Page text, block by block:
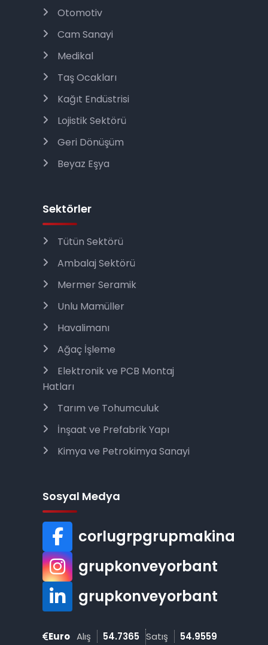
Otomotiv
Cam Sanayi
Medikal
Taş Ocakları
Kağıt Endüstrisi
Lojistik Sektörü
Geri Dönüşüm
Beyaz Eşya
Sektörler
Tütün Sektörü
Ambalaj Sektörü
Mermer Seramik
Unlu Mamüller
Havalimanı
Ağaç İşleme
Elektronik ve PCB Montaj
Hatları
Tarım ve Tohumculuk
İnşaat ve Prefabrik Yapı
Kimya ve Petrokimya Sanayi
Sosyal Medya
corlugrpgrupmakina
grupkonveyorbant
grupkonveyorbant
Euro Alış 54.7365 Satış 54.9559